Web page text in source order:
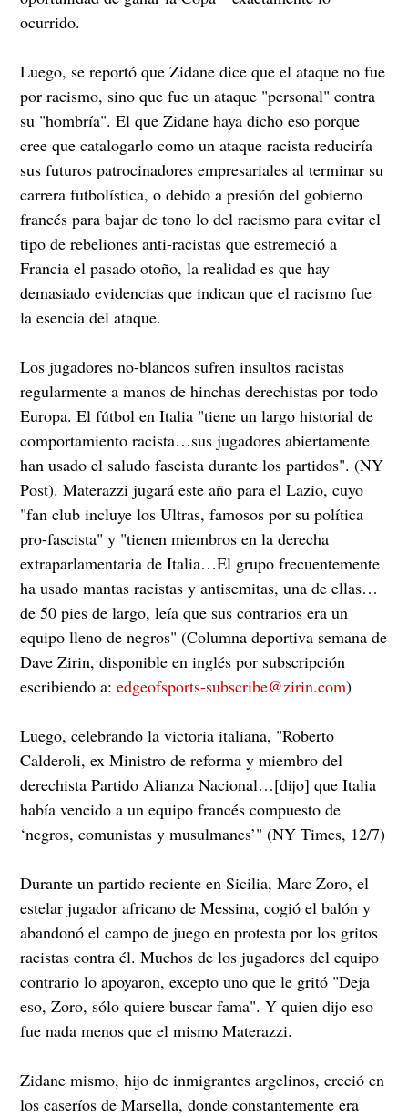
ocurrido.
Luego, se reportó que Zidane dice que el ataque no fue
por racismo, sino que fue un ataque "personal" contra
su "hombría". El que Zidane haya dicho eso porque
cree que catalogarlo como un ataque racista reduciría
sus futuros patrocinadores empresariales al terminar su
carrera futbolística, o debido a presión del gobierno
francés para bajar de tono lo del racismo para evitar el
tipo de rebeliones anti-racistas que estremeció a
Francia el pasado otoño, la realidad es que hay
demasiado evidencias que indican que el racismo fue
la esencia del ataque.
Los jugadores no-blancos sufren insultos racistas
regularmente a manos de hinchas derechistas por todo
Europa. El fútbol en Italia "tiene un largo historial de
comportamiento racista…sus jugadores abiertamente
han usado el saludo fascista durante los partidos". (NY
Post). Materazzi jugará este año para el Lazio, cuyo
"fan club incluye los Ultras, famosos por su política
pro-fascista" y "tienen miembros en la derecha
extraparlamentaria de Italia…El grupo frecuentemente
ha usado mantas racistas y antisemitas, una de ellas…
de 50 pies de largo, leía que sus contrarios era un
equipo lleno de negros" (Columna deportiva semana de
Dave Zirin, disponible en inglés por subscripción
escribiendo a:edgeofsports-subscribe@zirin.com)
Luego, celebrando la victoria italiana, "Roberto
Calderoli, ex Ministro de reforma y miembro del
derechista Partido Alianza Nacional…[dijo] que Italia
había vencido a un equipo francés compuesto de
‘negros, comunistas y musulmanes’" (NY Times, 12/7)
Durante un partido reciente en Sicilia, Marc Zoro, el
estelar jugador africano de Messina, cogió el balón y
abandonó el campo de juego en protesta por los gritos
racistas contra él. Muchos de los jugadores del equipo
contrario lo apoyaron, excepto uno que le gritó "Deja
eso, Zoro, sólo quiere buscar fama". Y quien dijo eso
fue nada menos que el mismo Materazzi.
Zidane mismo, hijo de inmigrantes argelinos, creció en
los caseríos de Marsella, donde constantemente era